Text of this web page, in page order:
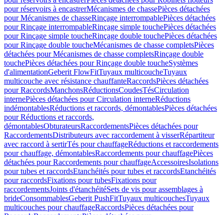
pour réservoirs à encastrerMécanismes de chassePièces détachées
pour Mécanismes de chasseRinçage interrompablePièces détachées
pour Rinçage interrompableRinçage simple touchePièces détachées
pour Rinçage simple toucheRinçage double touchePièces détachées
pour Rinçage double toucheMécanismes de chasse completsPièces
détachées pour Mécanismes de chasse completsRinçage double
touchePièces détachées pour Rinçage double toucheSystèmes
d'alimentationGeberit FlowFitTuyaux multicoucheTuyaux
multicouche avec résistance chauffanteRaccordsPièces détachées
pour RaccordsManchonsRéductionsCoudesTésCirculation
internePièces détachées pour Circulation interneRéductions
indémontablesRéductions et raccords, démontablesPièces détachées
pour Réductions et raccords,
démontablesObturateursRaccordementsPièces détachées pour
RaccordementsDistributeurs avec raccordement à visserRépartiteur
avec raccord à sertirTés pour chauffageRéductions et raccordements
pour chauffage, démontablesRaccordements pour chauffagePièces
détachées pour Raccordements pour chauffageAccessoiresIsolations
pour tubes et raccordsEtanchéités pour tubes et raccordsEtanchéités
pour raccordsFixations pour tubesFixations pour
raccordementsJoints d'étanchéitéSets de vis pour assemblages à
brideConsommablesGeberit PushFitTuyaux multicouchesTuyaux
multicouches pour chauffageRaccordsPièces détachées pour